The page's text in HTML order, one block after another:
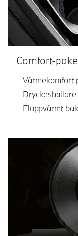
Comfort-
Värmekomfort
Eluppvärmt